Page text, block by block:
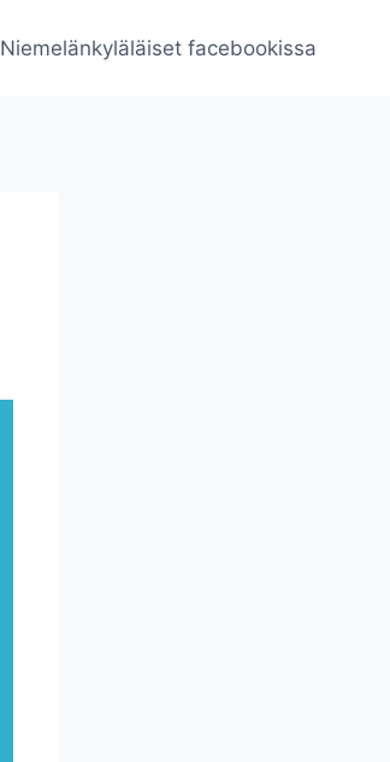
Niemelänkyläläiset facebookissa